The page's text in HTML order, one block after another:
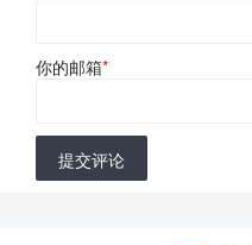
你的邮箱*
提交评论